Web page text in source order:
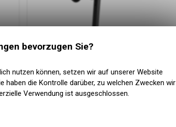
bevorzugen Sie?
nutzen können, setzen wir auf unserer Website
haben die Kontrolle darüber, zu welchen Zwecken wir
Verwendung ist ausgeschlossen.